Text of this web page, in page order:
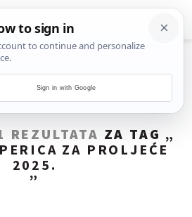
REZULTATA ZA TAG „
ZA PROLJEĆE
2025.
”
Sign in with Google